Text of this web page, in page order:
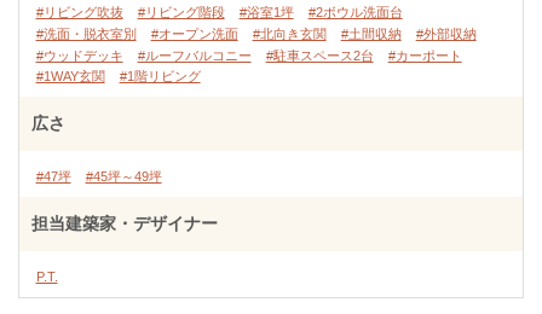
#リビング吹抜
#リビング階段 #浴室1坪
#2ボウル洗面台
#洗面・脱衣室別
#オープン洗面 #北向き玄関 #土間収納
#外部収納
#ウッドデッキ
#ルーフバルコニー #駐車スペース2台
#カーポート
#1WAY玄関
#1階リビング
広さ
#47坪 #45坪～49坪
担当建築家・デザイナー
P.T.